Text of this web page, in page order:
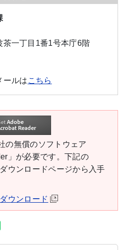
茶一丁目1番1号本庁6階
ールは こちら
の無償のソフトウェア
」が必要です。下記の
ウンロードページから入手
ウンロード